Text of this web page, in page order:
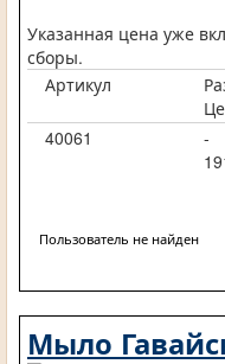
Указанная цена уже
сборы.
Артикул
40061
-
Пользователь не найден
Мыло